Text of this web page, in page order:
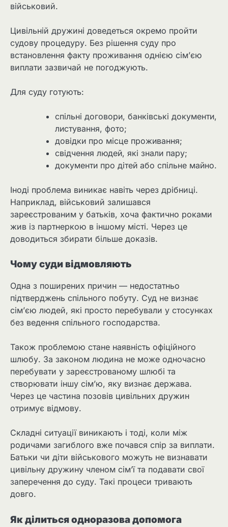
військовий.
Цивільній дружині доведеться окремо пройти
судову процедуру. Без рішення суду про
встановлення факту проживання однією сім’єю
виплати зазвичай не погоджують.
Для суду готують:
спільні договори, банківські документи,
листування, фото;
довідки про місце проживання;
свідчення людей, які знали пару;
документи про дітей або спільне майно.
Іноді проблема виникає навіть через дрібниці.
Наприклад, військовий залишався
зареєстрованим у батьків, хоча фактично роками
жив із партнеркою в іншому місті. Через це
доводиться збирати більше доказів.
Чому суди відмовляють
Одна з поширених причин — недостатньо
підтверджень спільного побуту. Суд не визнає
сім’єю людей, які просто перебували у стосунках
без ведення спільного господарства.
Також проблемою стане наявність офіційного
шлюбу. За законом людина не може одночасно
перебувати у зареєстрованому шлюбі та
створювати іншу сім’ю, яку визнає держава.
Через це частина позовів цивільних дружин
отримує відмову.
Складні ситуації виникають і тоді, коли між
родичами загиблого вже почався спір за виплати.
Батьки чи діти військового можуть не визнавати
цивільну дружину членом сім’ї та подавати свої
заперечення до суду. Такі процеси тривають
довго.
Як ділиться одноразова допомога